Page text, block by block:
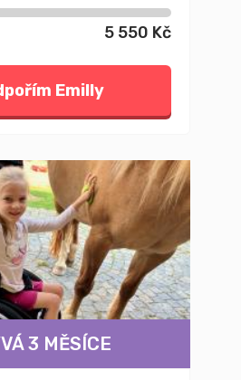
5 550 Kč
Emilly
3 MĚSÍCE